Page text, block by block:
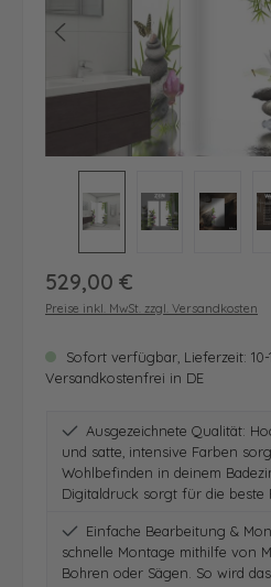
Regulärer Preis:
529,00 €
Preise inkl. MwSt. zzgl. Versandkosten
Sofort verfügbar, Lieferzeit:
Versandkostenfrei in DE
Ausgezeichnete Qualität:
und satte, intensive Farben
Wohlbefinden in deinem
Digitaldruck sorgt für die beste
Einfache Bearbeitung &
schnelle Montage mithilfe von
Bohren oder Sägen. So wird